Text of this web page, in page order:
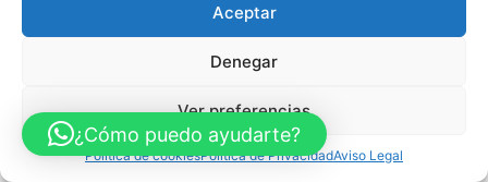
Aceptar
Denegar
Ver preferencias
Política de cookiesPolítica de PrivacidadAviso Legal
¿Cómo puedo ayudarte?